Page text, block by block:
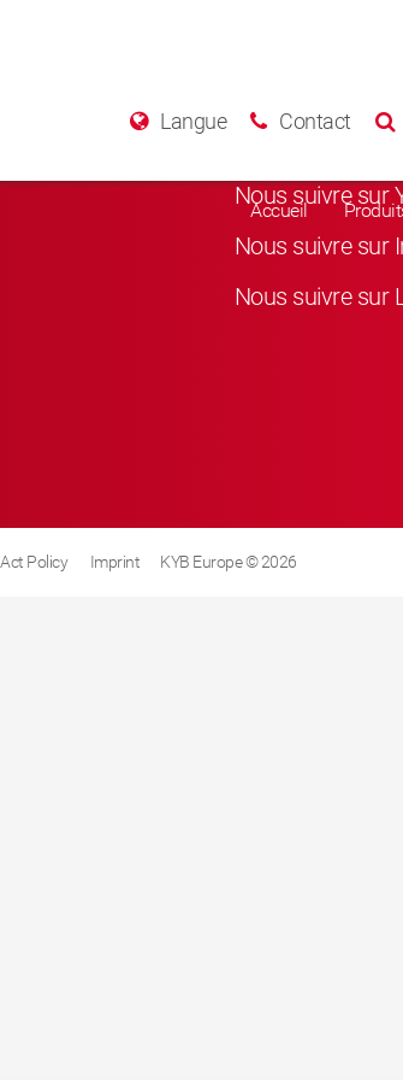
Langue Contact
Accueil
Nous suivre sur
Nous suivre sur
Nous suivre sur
Policy Imprint KYB Europe © 2026